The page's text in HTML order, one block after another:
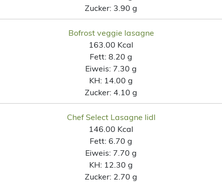
Zucker: 3.90 g
Bofrost veggie lasagne
163.00 Kcal
Fett: 8.20 g
Eiweis: 7.30 g
KH: 14.00 g
Zucker: 4.10 g
Chef Select Lasagne lidl
146.00 Kcal
Fett: 6.70 g
Eiweis: 7.70 g
KH: 12.30 g
Zucker: 2.70 g